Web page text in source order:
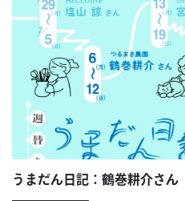
うまだん日記：鶴巻耕介さん